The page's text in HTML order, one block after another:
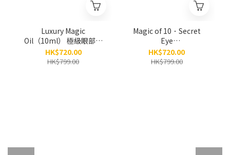
Luxury Magic
Oil（10ml） 極級眼部神
油（眼油2.0） *新增法國
革命科研 超微細透明質
HK$720.00
HK$799.00
Magic of 10．Secret
Eye
Treatment（10ml） 十
全十美．眼部神油（眼油
HK$720.00
HK$799.00